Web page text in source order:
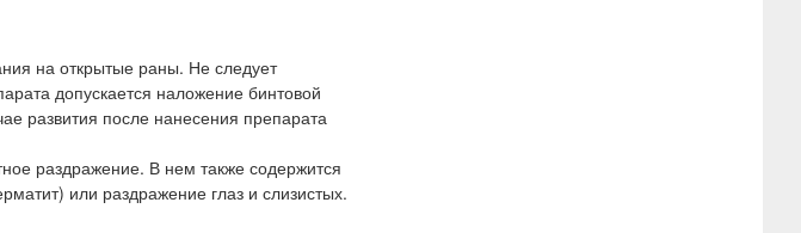
на открытые раны. Не следует
допускается наложение бинтовой
развития после нанесения препарата
раздражение. В нем также содержится
или раздражение глаз и слизистых.